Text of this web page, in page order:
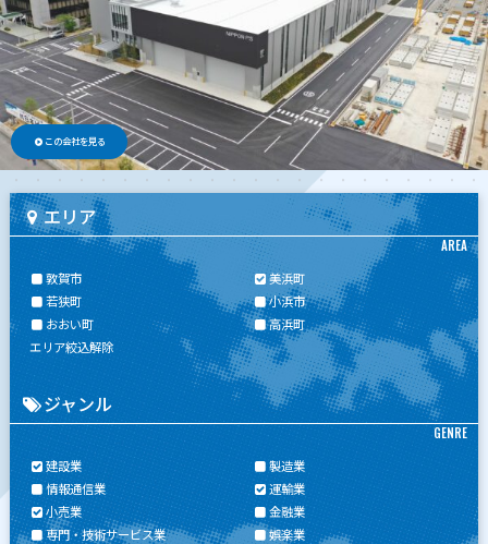
この会社を見る
エリア
AREA
敦賀市
美浜町
若狭町
小浜市
おおい町
高浜町
エリア絞込解除
ジャンル
GENRE
建設業
製造業
情報通信業
運輸業
小売業
金融業
専門・技術サービス業
娯楽業